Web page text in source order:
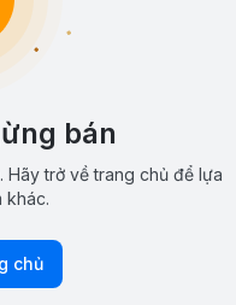
bán
Hãy trở về trang chủ để lựa
khác.
chủ